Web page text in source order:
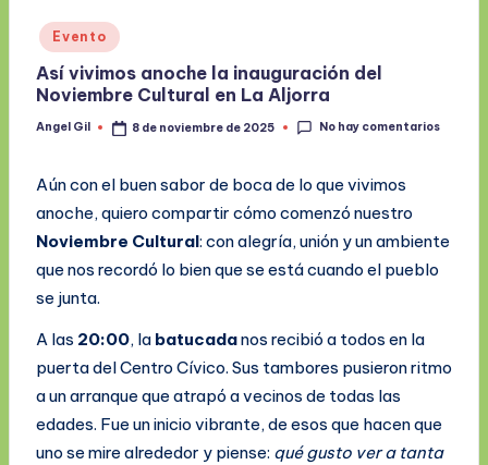
Publicado
en
Evento
Así vivimos anoche la inauguración del
Noviembre Cultural en La Aljorra
Publicado
Angel Gil 8 de noviembre de 2025 No hay comentarios
Aún con el buen sabor de boca de lo que vivimos
anoche, quiero compartir cómo comenzó nuestro
Noviembre Cultural: con alegría, unión y un ambiente
que nos recordó lo bien que se está cuando el pueblo
se junta.
A las 20:00, la batucadanos recibió a todos en la
puerta del Centro Cívico. Sus tambores pusieron ritmo
a un arranque que atrapó a vecinos de todas las
edades. Fue un inicio vibrante, de esos que hacen que
uno se mire alrededor y piense: qué gusto ver a tanta